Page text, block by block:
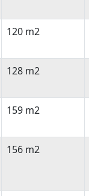
120 m2
128 m2
159 m2
156 m2